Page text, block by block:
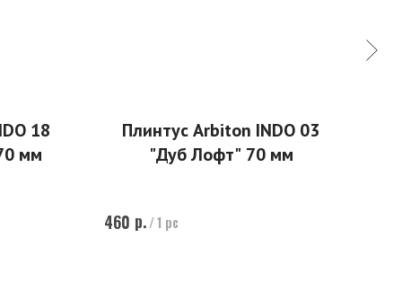
18
мм
Плинтус Arbiton INDO 03
"Дуб Лофт" 70 мм
460 р./1 pc